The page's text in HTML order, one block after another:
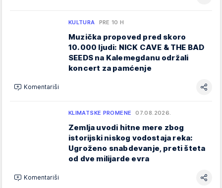
KULTURA PRE 10 H
Muzička propoved pred skoro
10.000 ljudi: NICK CAVE & THE BAD
SEEDS na Kalemegdanu održali
koncert za pamćenje
Komentariši
KLIMATSKE PROMENE 07.08.2026.
Zemlja uvodi hitne mere zbog
istorijski niskog vodostaja reka:
Ugroženo snabdevanje, preti šteta
od dve milijarde evra
Komentariši